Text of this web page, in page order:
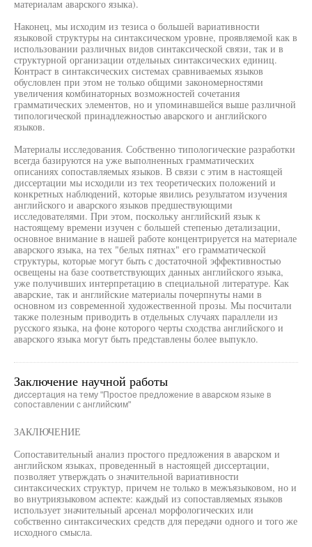
материалам аварского языка).
Наконец, мы исходим из тезиса о большей вариативности
языковой структуры на синтаксическом уровне, проявляемой как в
использовании различных видов синтаксической связи, так и в
структурной организации отдельных синтаксических единиц.
Контраст в синтаксических системах сравниваемых языков
обусловлен при этом не только общими закономерностями
увеличения комбинаторных возможностей сочетания
грамматических элементов, но и упоминавшейся выше различной
типологической принадлежностью аварского и английского
языков.
Материалы исследования. Собственно типологические разработки
всегда базируются на уже выполненных грамматических
описаниях сопоставляемых языков. В связи с этим в настоящей
диссертации мы исходили из тех теоретических положений и
конкретных наблюдений, которые явились результатом изучения
английского и аварского языков предшествующими
исследователями. При этом, поскольку английский язык к
настоящему времени изучен с большей степенью детализации,
основное внимание в нашей работе концентрируется на материале
аварского языка, на тех "белых пятнах" его грамматической
структуры, которые могут быть с достаточной эффективностью
освещены на базе соответствующих данных английского языка,
уже получивших интерпретацию в специальной литературе. Как
аварские, так и английские материалы почерпнуты нами в
основном из современной художественной прозы. Мы посчитали
также полезным приводить в отдельных случаях параллели из
русского языка, на фоне которого черты сходства английского и
аварского языка могут быть представлены более выпукло.
Заключение научной работы
диссертация на тему "Простое предложение в аварском языке в
сопоставлении с английским"
ЗАКЛЮЧЕНИЕ
Сопоставительный анализ простого предложения в аварском и
английском языках, проведенный в настоящей диссертации,
позволяет утверждать о значительной вариативности
синтаксических структур, причем не только в межъязыковом, но и
во внутриязыковом аспекте: каждый из сопоставляемых языков
использует значительный арсенал морфологических или
собственно синтаксических средств для передачи одного и того же
исходного смысла.